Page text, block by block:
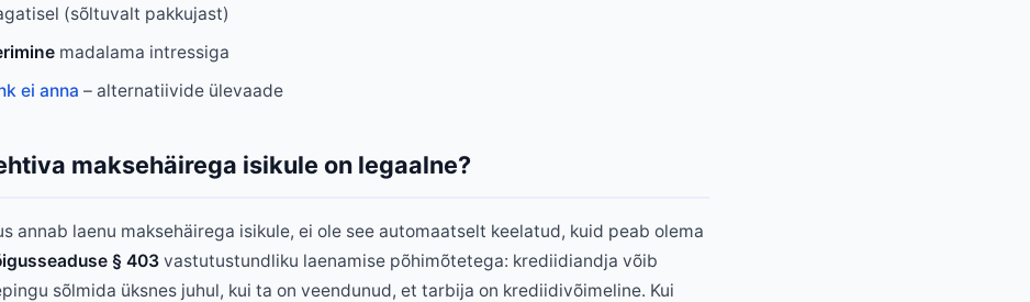
(sõltuvalt pakkujast)
madalama intressiga
ei anna – alternatiivide ülevaade
maksehäirega isikule on legaalne?
annab laenu maksehäirega isikule, ei ole see automaatselt keelatud, kuid peab olema
§ 403 vastutustundliku laenamise põhimõtetega: krediidiandja võib
sõlmida üksnes juhul, kui ta on veendunud, et tarbija on krediidivõimeline. Kui